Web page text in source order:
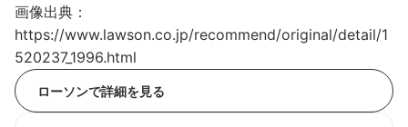
画像出典：
https://www.lawson.co.jp/recommend/original/detail/1
520237_1996.html
ローソンで詳細を見る